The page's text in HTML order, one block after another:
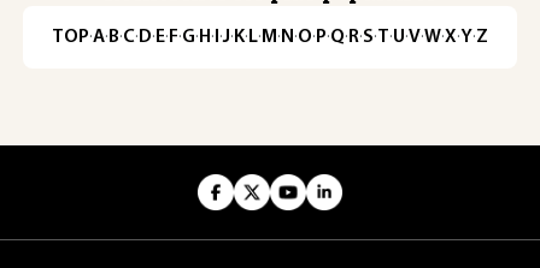
TOP·A·B·C· D· E· F·G· H · ·J· K· L· M · N ·O· P·Q· R·S·T·U·V·W·X·Y·Z